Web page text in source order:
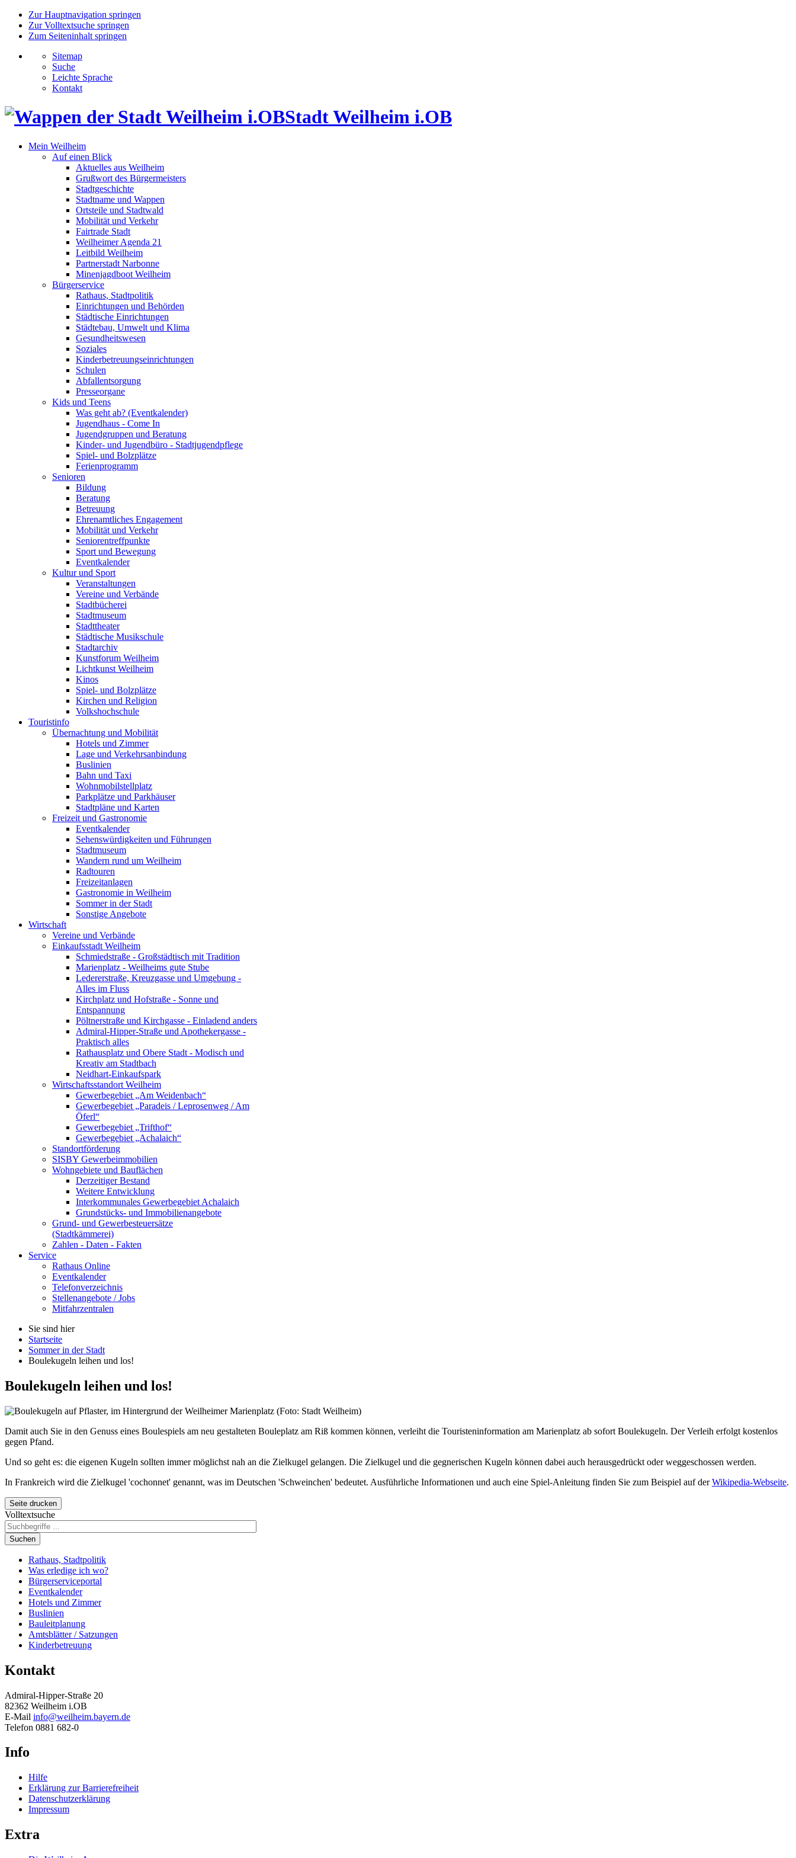
Zur Hauptnavigation springen
Zur Volltextsuche springen
Zum Seiteninhalt springen
Sitemap
Suche
Leichte Sprache
Kontakt
Stadt Weilheim i.OB
Mein Weilheim
Auf einen Blick
Aktuelles aus Weilheim
Grußwort des Bürgermeisters
Stadtgeschichte
Stadtname und Wappen
Ortsteile und Stadtwald
Mobilität und Verkehr
Fairtrade Stadt
Weilheimer Agenda 21
Leitbild Weilheim
Partnerstadt Narbonne
Minenjagdboot Weilheim
Bürgerservice
Rathaus, Stadtpolitik
Einrichtungen und Behörden
Städtische Einrichtungen
Städtebau, Umwelt und Klima
Gesundheitswesen
Soziales
Kinderbetreuungseinrichtungen
Schulen
Abfallentsorgung
Presseorgane
Kids und Teens
Was geht ab? (Eventkalender)
Jugendhaus - Come In
Jugendgruppen und Beratung
Kinder- und Jugendbüro - Stadtjugendpflege
Spiel- und Bolzplätze
Ferienprogramm
Senioren
Bildung
Beratung
Betreuung
Ehrenamtliches Engagement
Mobilität und Verkehr
Seniorentreffpunkte
Sport und Bewegung
Eventkalender
Kultur und Sport
Veranstaltungen
Vereine und Verbände
Stadtbücherei
Stadtmuseum
Stadttheater
Städtische Musikschule
Stadtarchiv
Kunstforum Weilheim
Lichtkunst Weilheim
Kinos
Spiel- und Bolzplätze
Kirchen und Religion
Volkshochschule
Touristinfo
Übernachtung und Mobilität
Hotels und Zimmer
Lage und Verkehrsanbindung
Buslinien
Bahn und Taxi
Wohnmobilstellplatz
Parkplätze und Parkhäuser
Stadtpläne und Karten
Freizeit und Gastronomie
Eventkalender
Sehenswürdigkeiten und Führungen
Stadtmuseum
Wandern rund um Weilheim
Radtouren
Freizeitanlagen
Gastronomie in Weilheim
Sommer in der Stadt
Sonstige Angebote
Wirtschaft
Vereine und Verbände
Einkaufsstadt Weilheim
Schmiedstraße - Großstädtisch mit Tradition
Marienplatz - Weilheims gute Stube
Ledererstraße, Kreuzgasse und Umgebung -
Alles im Fluss
Kirchplatz und Hofstraße - Sonne und
Entspannung
Pöltnerstraße und Kirchgasse - Einladend anders
Admiral-Hipper-Straße und Apothekergasse -
Praktisch alles
Rathausplatz und Obere Stadt - Modisch und
Kreativ am Stadtbach
Neidhart-Einkaufspark
Wirtschaftsstandort Weilheim
Gewerbegebiet „Am Weidenbach“
Gewerbegebiet „Paradeis / Leprosenweg / Am
Öferl“
Gewerbegebiet „Trifthof“
Gewerbegebiet „Achalaich“
Standortförderung
SISBY Gewerbeimmobilien
Wohngebiete und Bauflächen
Derzeitiger Bestand
Weitere Entwicklung
Interkommunales Gewerbegebiet Achalaich
Grundstücks- und Immobilienangebote
Grund- und Gewerbesteuersätze
(Stadtkämmerei)
Zahlen - Daten - Fakten
Service
Rathaus Online
Eventkalender
Telefonverzeichnis
Stellenangebote / Jobs
Mitfahrzentralen
Sie sind hier
Startseite
Sommer in der Stadt
Boulekugeln leihen und los!
Boulekugeln leihen und los!
(Foto: Stadt Weilheim)
Damit auch Sie in den Genuss eines Boulespiels am neu gestalteten Bouleplatz am Riß kommen können, verleiht die Touristeninformation am Marienplatz ab sofort Boulekugeln. Der Verleih erfolgt kostenlos
gegen Pfand.
Und so geht es: die eigenen Kugeln sollten immer möglichst nah an die Zielkugel gelangen. Die Zielkugel und die gegnerischen Kugeln können dabei auch herausgedrückt oder weggeschossen werden.
In Frankreich wird die Zielkugel 'cochonnet' genannt, was im Deutschen 'Schweinchen' bedeutet. Ausführliche Informationen und auch eine Spiel-Anleitung finden Sie zum Beispiel auf derWikipedia-Webseite.
Seite drucken
Volltextsuche
Suchen
Rathaus, Stadtpolitik
Was erledige ich wo?
Bürgerserviceportal
Eventkalender
Hotels und Zimmer
Buslinien
Bauleitplanung
Amtsblätter / Satzungen
Kinderbetreuung
Kontakt
Admiral-Hipper-Straße 20
82362 Weilheim i.OB
E-Mail info@weilheim.bayern.de
Telefon 0881 682-0
Info
Hilfe
Erklärung zur Barrierefreiheit
Datenschutzerklärung
Impressum
Extra